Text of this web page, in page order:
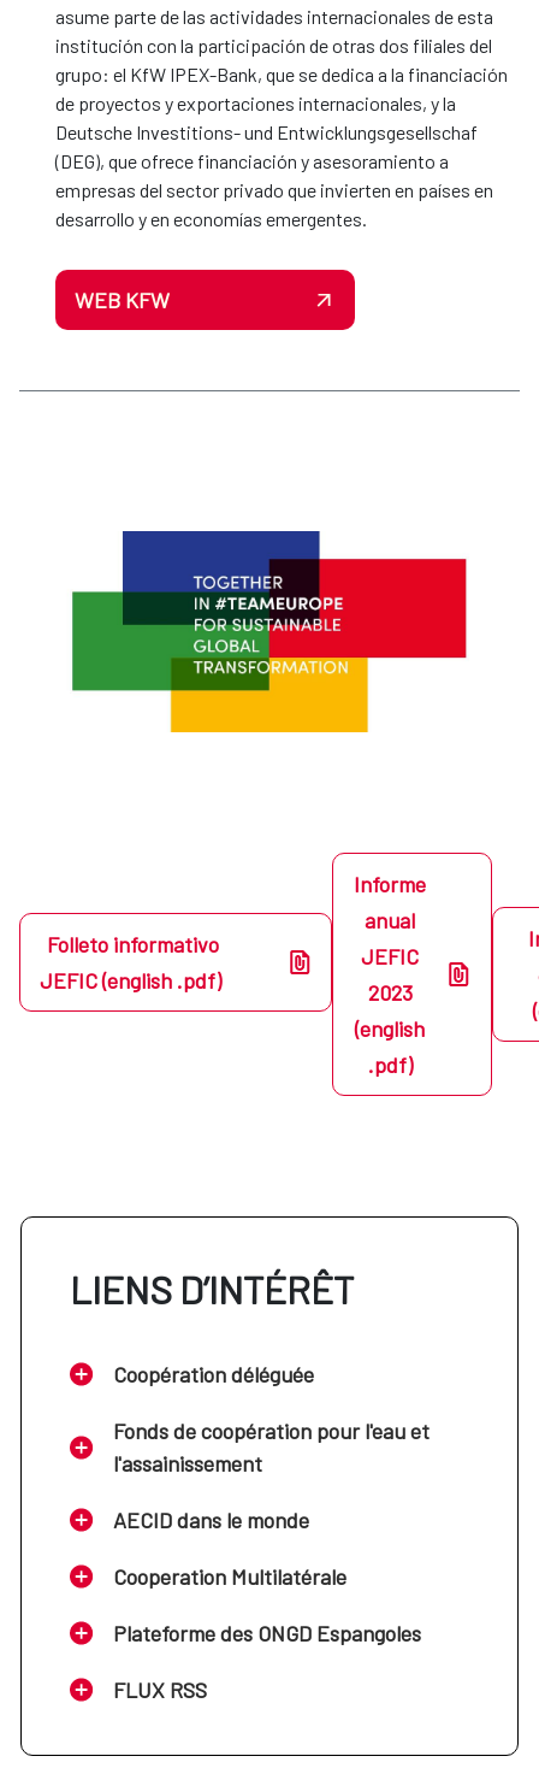
asume parte de las actividades internacionales de esta
institución con la participación de otras dos filiales del
grupo: el KfW IPEX-Bank, que se dedica a la financiación
de proyectos y exportaciones internacionales, y la
Deutsche Investitions- und Entwicklungsgesellschaf
(DEG), que ofrece financiación y asesoramiento a
empresas del sector privado que invierten en países en
desarrollo y en economías emergentes.
WEB KFW
Folleto informativo
JEFIC (english .pdf)
Informe
anual
JEFIC
2023
(english
.pdf)
LIENS D’INTÉRÊT
Coopération déléguée
Fonds de coopération pour l'eau et
l'assainissement
AECID dans le monde
Cooperation Multilatérale
Plateforme des ONGD Espangoles
FLUX RSS